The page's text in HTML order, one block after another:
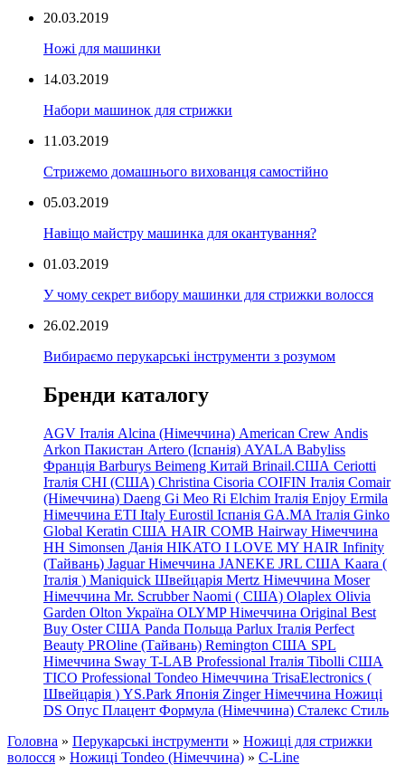
20.03.2019
Ножі для машинки
14.03.2019
Набори машинок для стрижки
11.03.2019
Стрижемо домашнього вихованця самостійно
05.03.2019
Навіщо майстру машинка для окантування?
01.03.2019
У чому секрет вибору машинки для стрижки волосся
26.02.2019
Вибираємо перукарські інструменти з розумом
Бренди каталогу
AGV Італія Alcina (Німеччина) American Crew Andis
Arkon Пакистан Artero (Іспанія) AYALA Babyliss
Франція Barburys Beimeng Китай Brinail.США Ceriotti
Італія CHI (США) Christina Cisoria COIFIN Італія Comair
(Німеччина) Daeng Gi Meo Ri Elchim Італія Enjoy Ermila
Німеччина ETI Italy Eurostil Іспанія GA.MA Італія Ginko
Global Keratin США HAIR COMB Hairway Німеччина
HH Simonsen Данія HIKATO I LOVE MY HAIR Infinity
(Тайвань) Jaguar Німеччина JANEKE JRL США Kaara (
Італія ) Maniquick Швейцарія Mertz Німеччина Moser
Німеччина Mr. Scrubber Naomi ( США) Olaplex Olivia
Garden Olton Україна OLYMP Німеччина Original Best
Buy Oster США Panda Польща Parlux Італія Perfect
Beauty PROline (Тайвань) Remington США SPL
Німеччина Sway T-LAB Professional Італія Tibolli США
TICO Professional Tondeo Німеччина TrisaElectronics (
Швейцарія ) YS.Park Японія Zinger Німеччина Ножиці
DS Опус Плацент Формула (Німеччина) Сталекс Стиль
Головна » Перукарські інструменти » Ножиці для стрижки
волосся » Ножиці Tondeo (Німеччина) » C-Line